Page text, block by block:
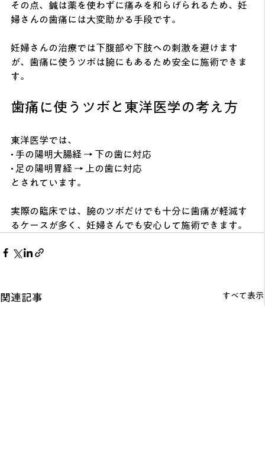
その点、鍼は薬を使わずに痛みを和らげられるため、妊
婦さんの歯痛には大変助かる手段です。
妊婦さんの治療では下腹部や下肢への刺激を避けます
が、歯痛に使うツボは腕にもあるため安全に施術できま
す。
歯痛に使うツボと東洋医学の考え方
東洋医学では、
• 手の陽明大腸経 → 下の歯に対応
• 足の陽明胃経 → 上の歯に対応
とされています。
実際の臨床では、腕のツボだけでも十分に歯痛が軽減す
るケースが多く、妊婦さんでも安心して施術できます。
関連記事 すべて表示